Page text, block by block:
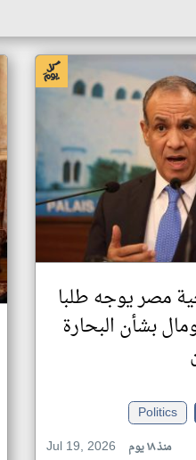
مصر يوجه طلبا
بشأن البحارة
Politics
Jul 19, 2026
منذ ١٨ يوم